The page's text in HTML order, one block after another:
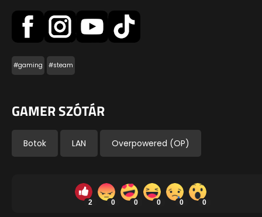
#gaming #steam
GAMER SZÓTÁR
Botok LAN Overpowered (OP)
2 0 0 0 0 0